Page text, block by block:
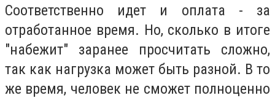
Соответственно идет и оплата - за
отработанное время. Но, сколько в итоге
"набежит" заранее просчитать сложно,
так как нагрузка может быть разной. В то
же время, человек не сможет полноценно